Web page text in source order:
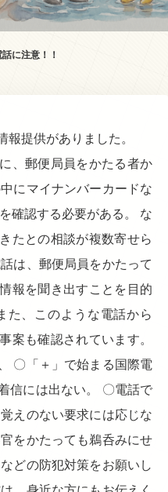
に注意！！
提供がありました。
、郵便局員をかたる者か
にマイナンバーカードな
確認する必要がある。 な
たとの相談が複数寄せら
は、郵便局員をかたって
報を聞き出すことを目的
、このような電話から
案も確認されています。
〇「＋」で始まる国際電
信には出ない。 〇電話で
えのない要求には応じな
をかたっても鵜呑みにせ
どの防犯対策をお願いし